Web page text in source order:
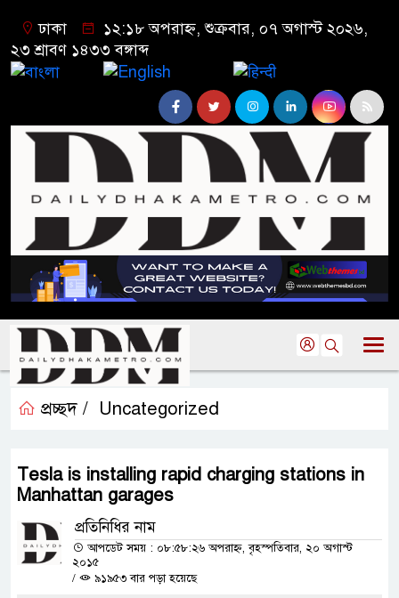
ঢাকা
১২:১৮ অপরাহ্ন, শুক্রবার, ০৭ অগাস্ট ২০২৬,
২৩ শ্রাবণ ১৪৩৩ বঙ্গাব্দ
প্রচ্ছদ / Uncategorized
Tesla is installing rapid charging stations in
Manhattan garages
প্রতিনিধির নাম
আপডেট সময় : ০৮:৫৮:২৬ অপরাহ্ন, বৃহস্পতিবার, ২০ অগাস্ট
২০১৫
/
৯১৯৫৩ বার পড়া হয়েছে